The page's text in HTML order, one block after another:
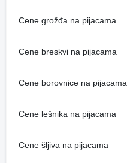
Cene grožđa na pijacama
Cene breskvi na pijacama
Cene borovnice na pijacama
Cene lešnika na pijacama
Cene šljiva na pijacama